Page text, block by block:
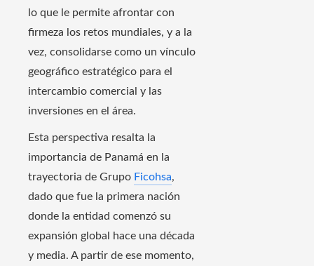
lo que le permite afrontar con
firmeza los retos mundiales, y a la
vez, consolidarse como un vínculo
geográfico estratégico para el
intercambio comercial y las
inversiones en el área.
Esta perspectiva resalta la
importancia de Panamá en la
trayectoria de Grupo Ficohsa,
dado que fue la primera nación
donde la entidad comenzó su
expansión global hace una década
y media. A partir de ese momento,